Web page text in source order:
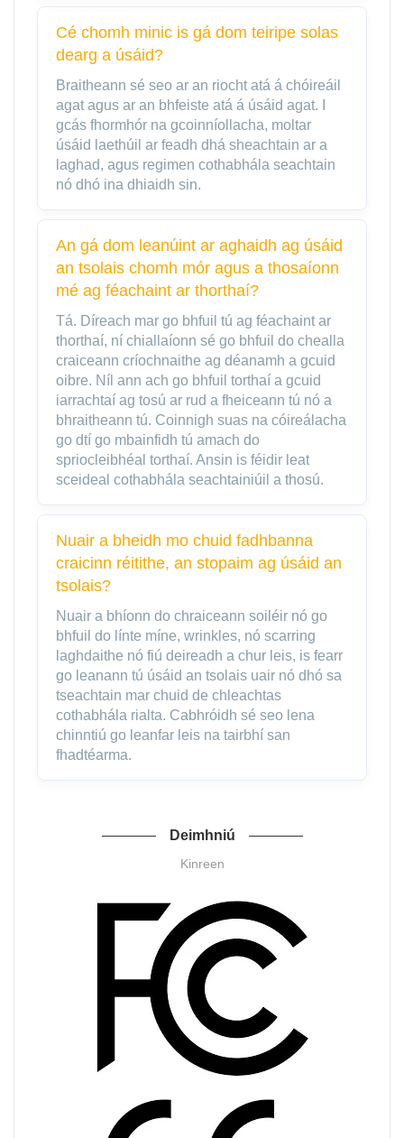
Cé chomh minic is gá dom teiripe solas
dearg a úsáid?
Braitheann sé seo ar an riocht atá á chóireáil
agat agus ar an bhfeiste atá á úsáid agat. I
gcás fhormhór na gcoinníollacha, moltar
úsáid laethúil ar feadh dhá sheachtain ar a
laghad, agus regimen cothabhála seachtain
nó dhó ina dhiaidh sin.
An gá dom leanúint ar aghaidh ag úsáid
an tsolais chomh mór agus a thosaíonn
mé ag féachaint ar thorthaí?
Tá. Díreach mar go bhfuil tú ag féachaint ar
thorthaí, ní chiallaíonn sé go bhfuil do chealla
craiceann críochnaithe ag déanamh a gcuid
oibre. Níl ann ach go bhfuil torthaí a gcuid
iarrachtaí ag tosú ar rud a fheiceann tú nó a
bhraitheann tú. Coinnigh suas na cóireálacha
go dtí go mbainfidh tú amach do
spriocleibhéal torthaí. Ansin is féidir leat
sceideal cothabhála seachtainiúil a thosú.
Nuair a bheidh mo chuid fadhbanna
craicinn réitithe, an stopaim ag úsáid an
tsolais?
Nuair a bhíonn do chraiceann soiléir nó go
bhfuil do línte míne, wrinkles, nó scarring
laghdaithe nó fiú deireadh a chur leis, is fearr
go leanann tú úsáid an tsolais uair nó dhó sa
tseachtain mar chuid de chleachtas
cothabhála rialta. Cabhróidh sé seo lena
chinntiú go leanfar leis na tairbhí san
fhadtéarma.
Deimhniú
Kinreen